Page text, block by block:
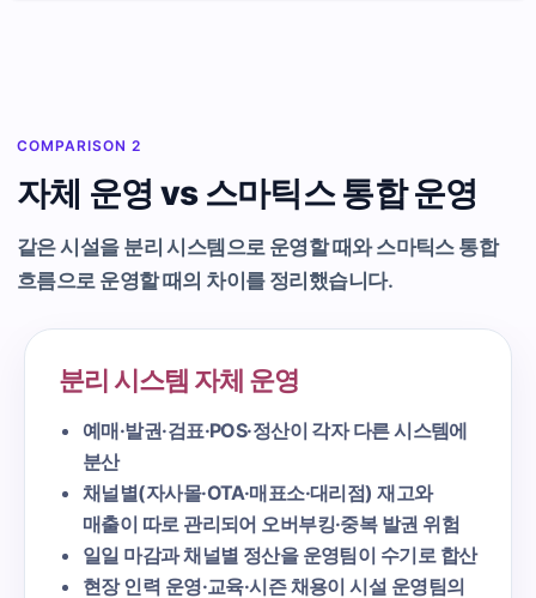
COMPARISON 2
자체 운영 vs 스마틱스 통합 운영
같은 시설을 분리 시스템으로 운영할 때와 스마틱스 통합
흐름으로 운영할 때의 차이를 정리했습니다.
분리 시스템 자체 운영
예매·발권·검표·POS·정산이 각자 다른 시스템에
분산
채널별(자사몰·OTA·매표소·대리점) 재고와
매출이 따로 관리되어 오버부킹·중복 발권 위험
일일 마감과 채널별 정산을 운영팀이 수기로 합산
현장 인력 운영·교육·시즌 채용이 시설 운영팀의